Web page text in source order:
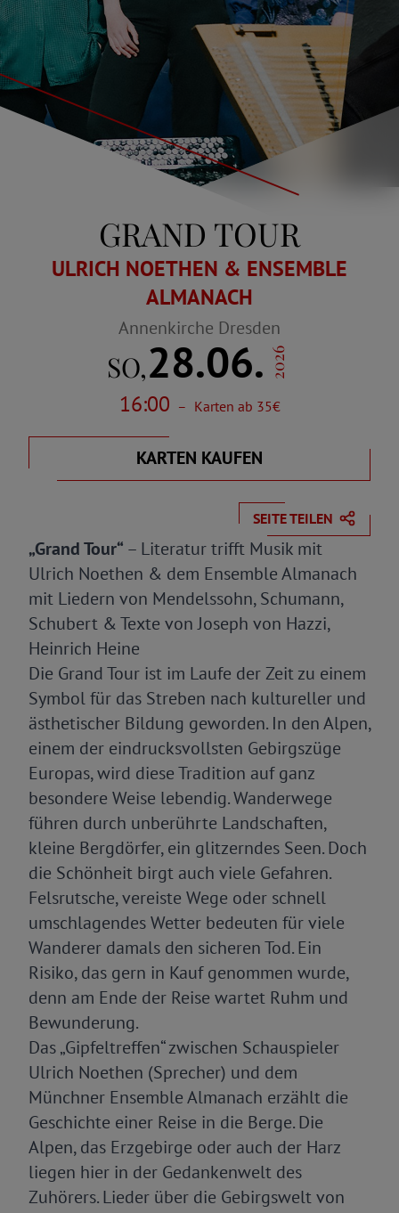
GRAND TOUR
ULRICH NOETHEN & ENSEMBLE
ALMANACH
Annenkirche Dresden
SO,28.06. 2026
16:00 – Karten ab 35€
KARTEN KAUFEN
SEITE TEILEN
„Grand Tour“ – Literatur trifft Musik mit
Ulrich Noethen & dem Ensemble Almanach
mit Liedern von Mendelssohn, Schumann,
Schubert & Texte von Joseph von Hazzi,
Heinrich Heine
Die Grand Tour ist im Laufe der Zeit zu einem
Symbol für das Streben nach kultureller und
ästhetischer Bildung geworden. In den Alpen,
einem der eindrucksvollsten Gebirgszüge
Europas, wird diese Tradition auf ganz
besondere Weise lebendig. Wanderwege
führen durch unberührte Landschaften,
kleine Bergdörfer, ein glitzerndes Seen. Doch
die Schönheit birgt auch viele Gefahren.
Felsrutsche, vereiste Wege oder schnell
umschlagendes Wetter bedeuten für viele
Wanderer damals den sicheren Tod. Ein
Risiko, das gern in Kauf genommen wurde,
denn am Ende der Reise wartet Ruhm und
Bewunderung.
Das „Gipfeltreffen“ zwischen Schauspieler
Ulrich Noethen (Sprecher) und dem
Münchner Ensemble Almanach erzählt die
Geschichte einer Reise in die Berge. Die
Alpen, das Erzgebirge oder auch der Harz
liegen hier in der Gedankenwelt des
Zuhörers. Lieder über die Gebirgswelt von